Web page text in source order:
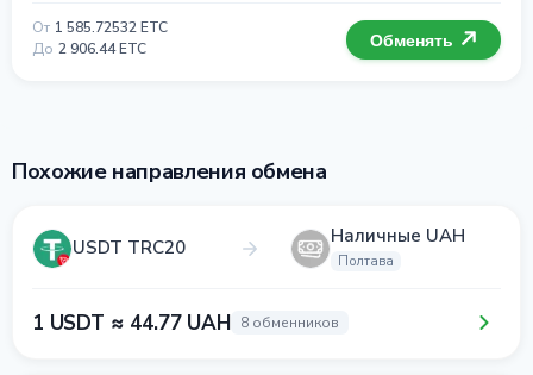
От 1 585.72532 ETC
До 2 906.44 ETC Обменять
Похожие направления обмена
USDT TRC20 Наличные UAH
Полтава
1 USDT ≈ 44.77 UAH 8 обменников